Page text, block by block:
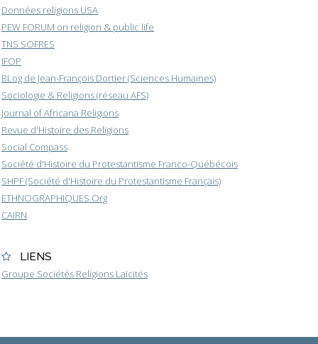
Données religions USA
PEW FORUM on religion & public life
TNS SOFRES
IFOP
BLog de Jean-François Dortier (Sciences Humaines)
Sociologie & Religions (réseau AFS)
Journal of Africana Religions
Revue d'Histoire des Religions
Social Compass
Société d'Histoire du Protestantisme Franco-Québécois
SHPF (Société d'Histoire du Protestantisme Français)
ETHNOGRAPHIQUES.Org
CAIRN
LIENS
Groupe Sociétés Religions Laïcités